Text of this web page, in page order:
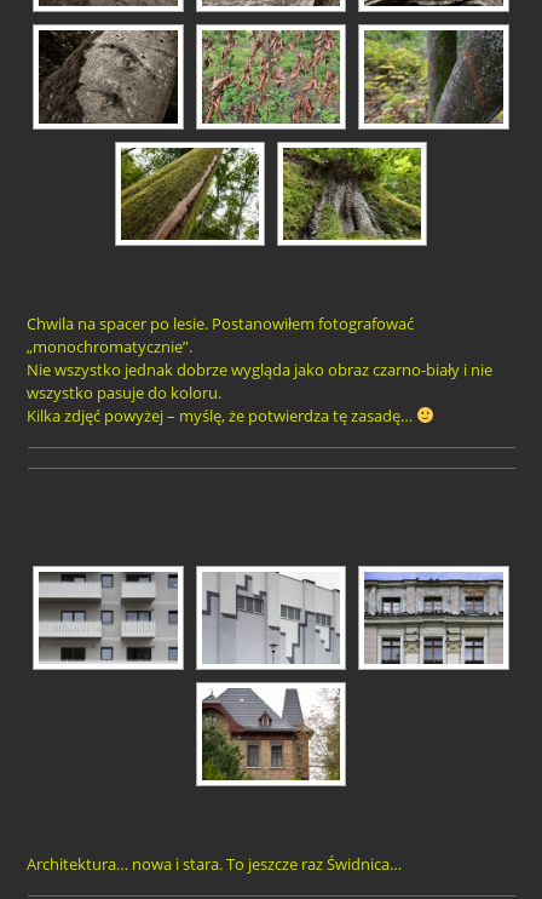
Chwila na spacer po lesie. Postanowiłem fotografować
„monochromatycznie”.
Nie wszystko jednak dobrze wygląda jako obraz czarno-biały i nie
wszystko pasuje do koloru.
Kilka zdjęć powyżej – myślę, że potwierdza tę zasadę…
Architektura… nowa i stara. To jeszcze raz Świdnica…